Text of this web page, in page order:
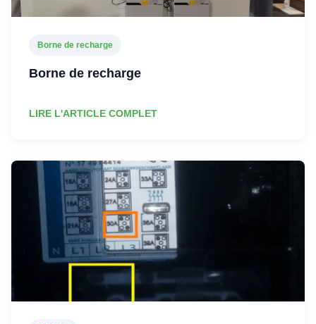
Borne de recharge
Borne de recharge
LIRE L'ARTICLE COMPLET